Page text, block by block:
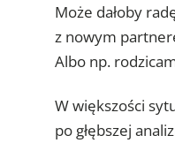
Może dałoby
z nowym
Albo np.
W większości
po głębszej